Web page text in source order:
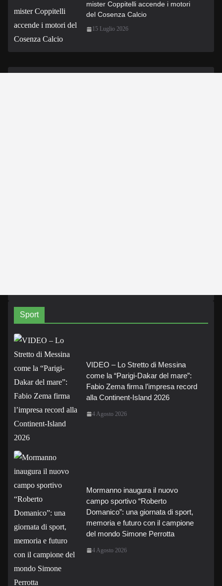
mister Coppitelli accende i motori
del Cosenza Calcio
15 Luglio 2026
Sport
VIDEO – Lo Stretto di Messina
come la “Parigi-Dakar del mare”:
Fabio Zema firma l’impresa record
alla Continent-Island 2026
4 Agosto 2026
Mormanno inaugura il nuovo
campo sportivo “Roberto
Domanico”: una giornata di sport,
memoria e futuro con il campione
del mondo Simone Perrotta
4 Agosto 2026